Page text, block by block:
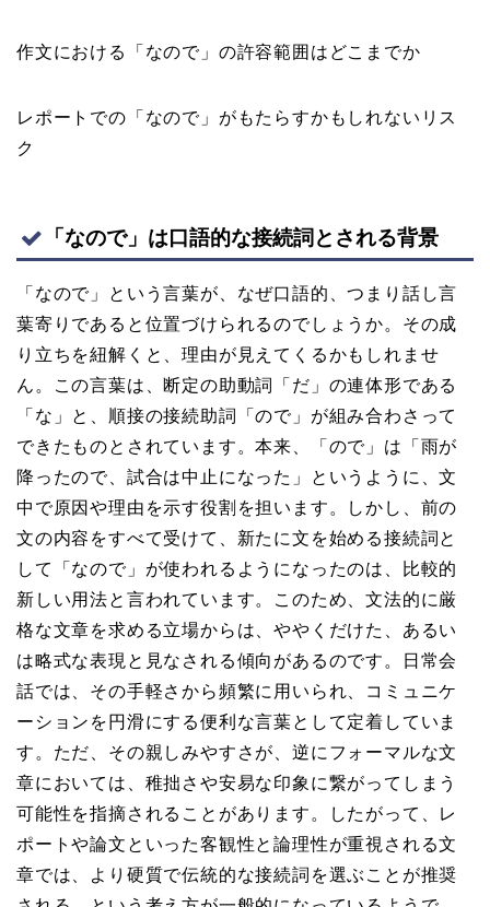
作文における「なので」の許容範囲はどこまでか
レポートでの「なので」がもたらすかもしれないリス
ク
「なので」は口語的な接続詞とされる背景
「なので」という言葉が、なぜ口語的、つまり話し言
葉寄りであると位置づけられるのでしょうか。その成
り立ちを紐解くと、理由が見えてくるかもしれませ
ん。この言葉は、断定の助動詞「だ」の連体形である
「な」と、順接の接続助詞「ので」が組み合わさって
できたものとされています。本来、「ので」は「雨が
降ったので、試合は中止になった」というように、文
中で原因や理由を示す役割を担います。しかし、前の
文の内容をすべて受けて、新たに文を始める接続詞と
して「なので」が使われるようになったのは、比較的
新しい用法と言われています。このため、文法的に厳
格な文章を求める立場からは、ややくだけた、あるい
は略式な表現と見なされる傾向があるのです。日常会
話では、その手軽さから頻繁に用いられ、コミュニケ
ーションを円滑にする便利な言葉として定着していま
す。ただ、その親しみやすさが、逆にフォーマルな文
章においては、稚拙さや安易な印象に繋がってしまう
可能性を指摘されることがあります。したがって、レ
ポートや論文といった客観性と論理性が重視される文
章では、より硬質で伝統的な接続詞を選ぶことが推奨